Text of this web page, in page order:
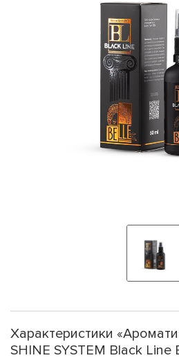
Характеристики
SHINE SYSTEM Black Line